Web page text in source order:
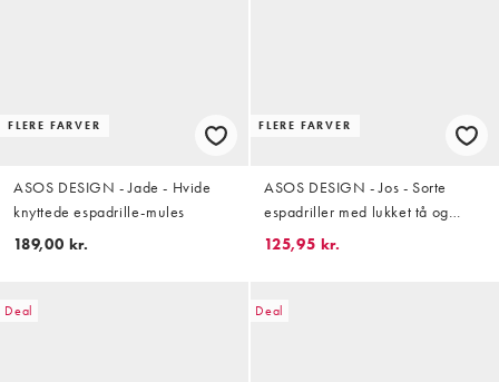
FLERE FARVER
ASOS DESIGN - Jade - Hvide
knyttede espadrille-mules
189,00 kr.
FLERE FARVER
ASOS DESIGN - Jos - Sorte
espadriller med lukket tå og
broderier
125,95 kr.
Deal Deal